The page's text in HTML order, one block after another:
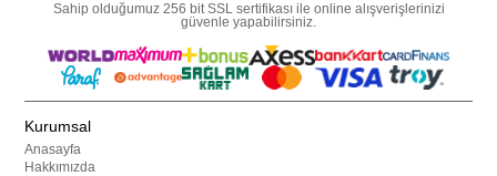
Sahip olduğumuz 256 bit SSL sertifikası ile online alışverişlerinizi
güvenle yapabilirsiniz.
Kurumsal
Anasayfa
Hakkımızda